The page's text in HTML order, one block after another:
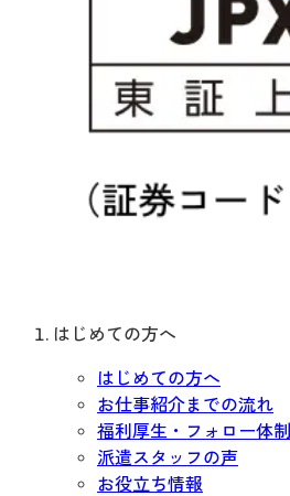
はじめての方へ
はじめての方へ
お仕事紹介までの流れ
福利厚生・フォロー体制
派遣スタッフの声
お役立ち情報